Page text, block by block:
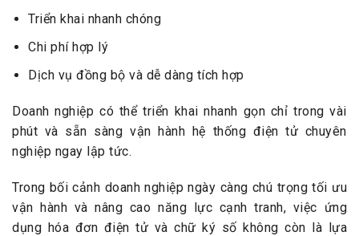
Triển khai nhanh chóng
Chi phí hợp lý
Dịch vụ đồng bộ và dễ dàng tích hợp
Doanh nghiệp có thể triển khai nhanh gọn chỉ trong vài
phút và sẵn sàng vận hành hệ thống điện tử chuyên
nghiệp ngay lập tức.
Trong bối cảnh doanh nghiệp ngày càng chú trọng tối ưu
vận hành và nâng cao năng lực cạnh tranh, việc ứng
dụng hóa đơn điện tử và chữ ký số không còn là lựa